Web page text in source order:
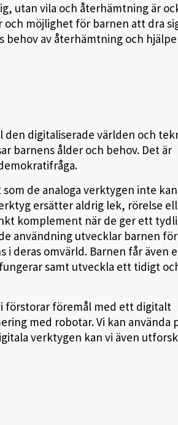
utan vila och återhämtning är
möjlighet för barnen att dra
behov av återhämtning och
digitaliserade världen och
barnens ålder och behov. Det är
de analoga verktygen inte
ersätter aldrig lek, rörelse
komplement när de ger ett
användning utvecklar barnen
deras omvärld. Barnen får även
samt utveckla ett tidigt
förstorar föremål med ett digitalt
med robotar. Vi kan använda
verktygen kan vi även